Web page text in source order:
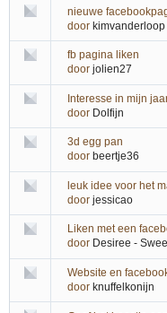
nieuwe
door kimvanderloop
fb pagina liken
door jolien27
Interesse in mijn
door Dolfijn
3d egg pan
door beertje36
leuk idee voor het
door jessicao
Liken met een
door Desiree -
Website en
door knuffelkonijn